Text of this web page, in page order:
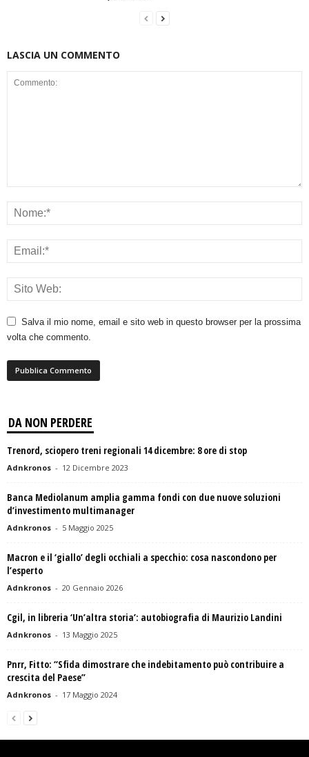
LASCIA UN COMMENTO
Salva il mio nome, email e sito web in questo browser per la prossima
volta che commento.
DA NON PERDERE
Trenord, sciopero treni regionali 14 dicembre: 8 ore di stop
Adnkronos - 12 Dicembre 2023
Banca Mediolanum amplia gamma fondi con due nuove soluzioni
d’investimento multimanager
Adnkronos - 5 Maggio 2025
Macron e il ‘giallo’ degli occhiali a specchio: cosa nascondono per
l’esperto
Adnkronos - 20 Gennaio 2026
Cgil, in libreria ‘Un’altra storia’: autobiografia di Maurizio Landini
Adnkronos - 13 Maggio 2025
Pnrr, Fitto: “Sfida dimostrare che indebitamento può contribuire a
crescita del Paese”
Adnkronos - 17 Maggio 2024